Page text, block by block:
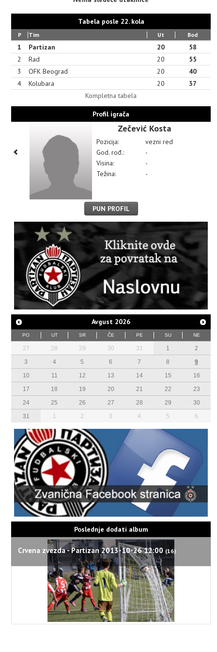
Tabela posle 22. kola
P Tim Ut Bod
1 Partizan 20
58
2
Rad 20
55
3
OFK Beograd 20
40
4
Kolubara 20
37
Kompletna tabela
Profil igrača
Zečević Kosta
Pozicija:
vezni red
God. rođ.:
-
Visina:
-
Težina:
-
PUN PROFIL
Avgust 2026
PO UT SR ČE PE SU NE
27 28 29 30 31 1
2
3
4 5 6 7 8
9
10
11 12 13 14 15
16
17
18 19 20 21 22
23
24
25 26 27 28 29
30
31
1 2 3 4 5 6
Poslednje dodati album
Crvena zvezda - Partizan 2013-10-26 12:00 (16)